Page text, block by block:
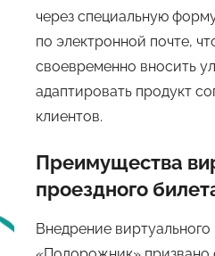
через специальную
по электронной почте,
своевременно вносить
адаптировать продукт
клиентов.
Преимущества
проездного
Внедрение